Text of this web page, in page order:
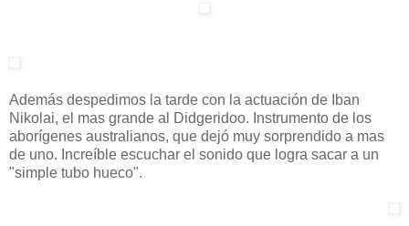
Además despedimos la tarde con la actuación de Iban
Nikolai, el mas grande al Didgeridoo. Instrumento de los
aborígenes australianos, que dejó muy sorprendido a mas
de uno. Increíble escuchar el sonido que logra sacar a un
"simple tubo hueco".